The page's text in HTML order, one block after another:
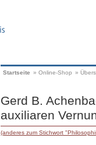
Startseite » Online-Shop »
Gerd B.
auxiliaren
(anderes zum Stichwort